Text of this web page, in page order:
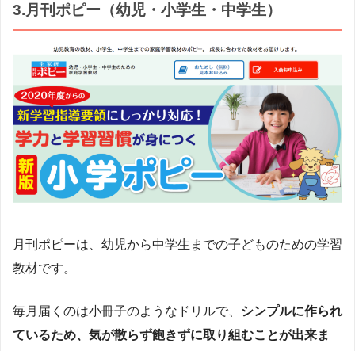
3.月刊ポピー（幼児・小学生・中学生）
月刊ポピーは、幼児から中学生までの子どものための学習
教材です。
毎月届くのは小冊子のようなドリルで、 シンプルに作られ
ているため、気が散らず飽きずに取り組むことが出来ま